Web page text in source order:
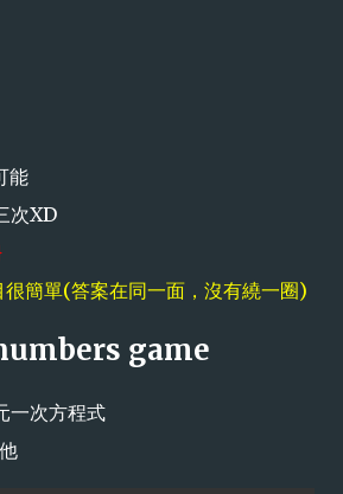
能
次XD
簡單(答案在同一面，沒有繞一圈)
game
一次方程式